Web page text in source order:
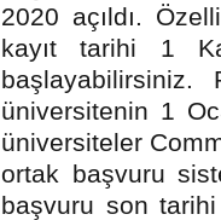
2020 açıldı.
kayıt tarihi 1
üniversitenin 1
üniversiteler
ortak başvuru
başvuru son